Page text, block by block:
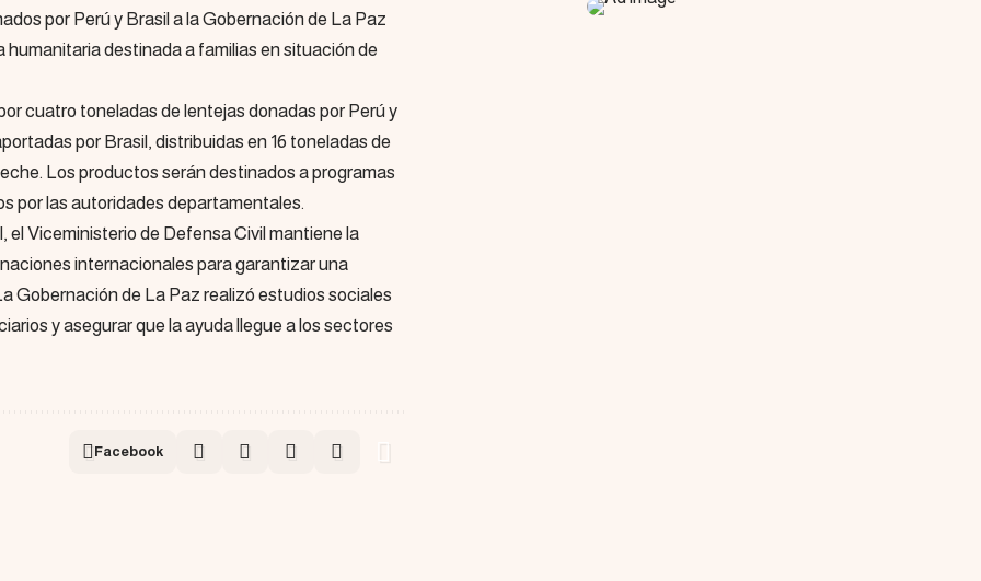
por Perú y Brasil a la Gobernación de La Paz
destinada a familias en situación de
cuatro toneladas de lentejas donadas por Perú y
por Brasil, distribuidas en 16 toneladas de
Los productos serán destinados a programas
por las autoridades departamentales.
el Viceministerio de Defensa Civil mantiene la
internacionales para garantizar una
Gobernación de La Paz realizó estudios sociales
y asegurar que la ayuda llegue a los sectores
Facebook